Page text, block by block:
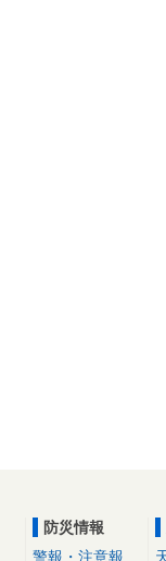
防災情報
警報・注意報